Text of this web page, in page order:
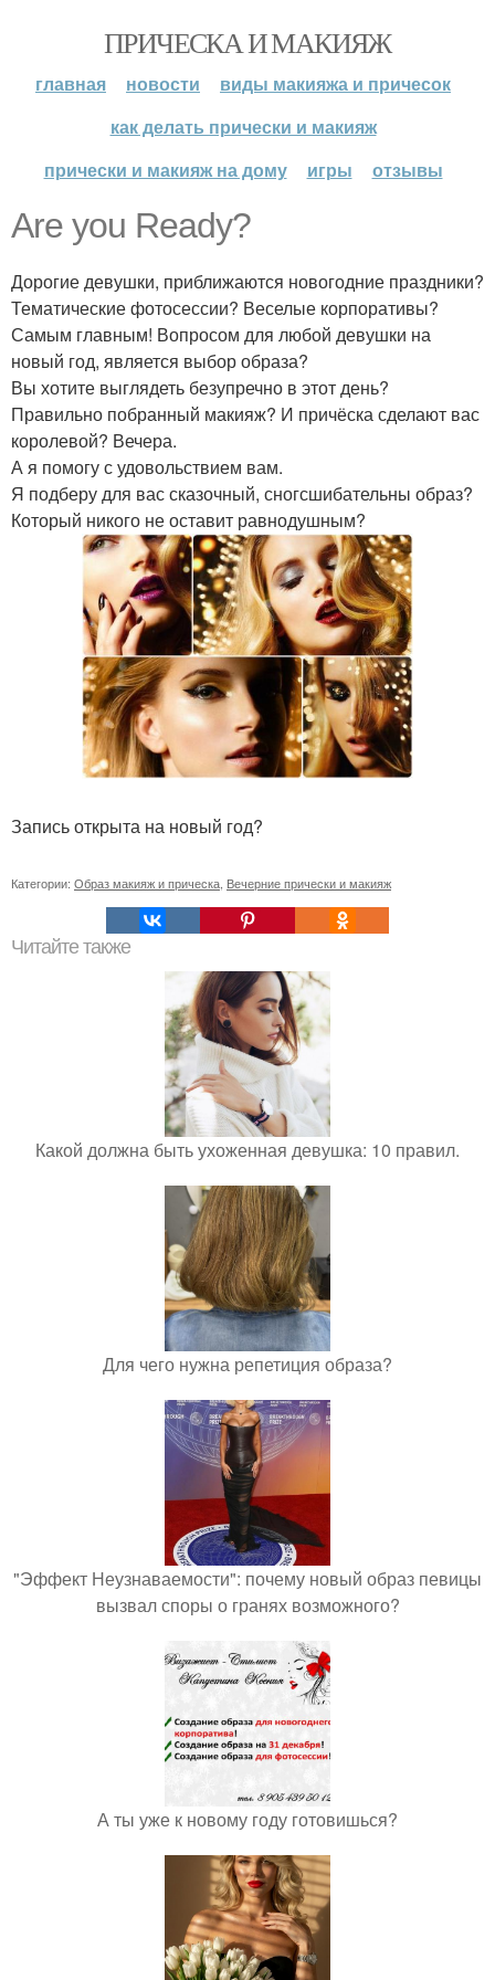
ПРИЧЕСКА И МАКИЯЖ
главная новости
виды макияжа и причесок
как делать прически и макияж
прически и макияж на дому
игры отзывы
Are you Ready?
Дорогие девушки, приближаются новогодние праздники?
Тематические фотосессии? Веселые корпоративы?
Самым главным! Вопросом для любой девушки на
новый год, является выбор образа?
Вы хотите выглядеть безупречно в этот день?
Правильно побранный макияж? И причёска сделают вас
королевой? Вечера.
А я помогу с удовольствием вам.
Я подберу для вас сказочный, сногсшибательны образ?
Который никого не оставит равнодушным?
Запись открыта на новый год?
Категории: Образ макияж и прическа Вечерние прически и макияж
Читайте также
Какой должна быть ухоженная девушка: 10 правил.
Для чего нужна репетиция образа?
"Эффект Неузнаваемости": почему новый образ певицы
вызвал споры о гранях возможного?
А ты уже к новому году готовишься?